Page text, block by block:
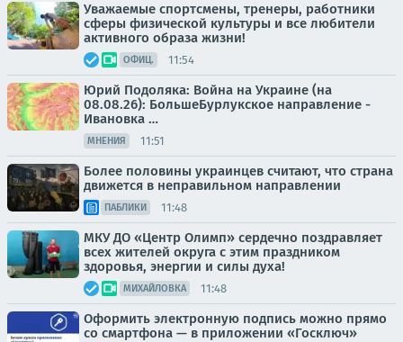
Уважаемые спортсмены, тренеры, работники
сферы физической культуры и все любители
активного образа жизни!
ОФИЦ. 11:54
Юрий Подоляка: Война на Украине (на
08.08.26): БольшеБурлукское направление -
Ивановка …
МНЕНИЯ 11:51
Более половины украинцев считают, что страна
движется в неправильном направлении
ПАБЛИКИ 11:48
МКУ ДО «Центр Олимп» сердечно поздравляет
всех жителей округа с этим праздником
здоровья, энергии и силы духа!
МИХАЙЛОВКА 11:48
Оформить электронную подпись можно прямо
со смартфона — в приложении «Госключ»